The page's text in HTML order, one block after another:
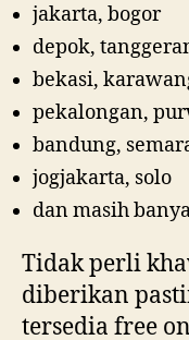
jakarta, bogor
depok,
bekasi,
pekalongan,
bandung,
jogjakarta, solo
dan masih
Tidak perli
diberikan
tersedia free